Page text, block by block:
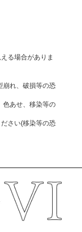
る場合がありま
崩れ、破損等の恐
色あせ、移染等の
さい(移染等の恐